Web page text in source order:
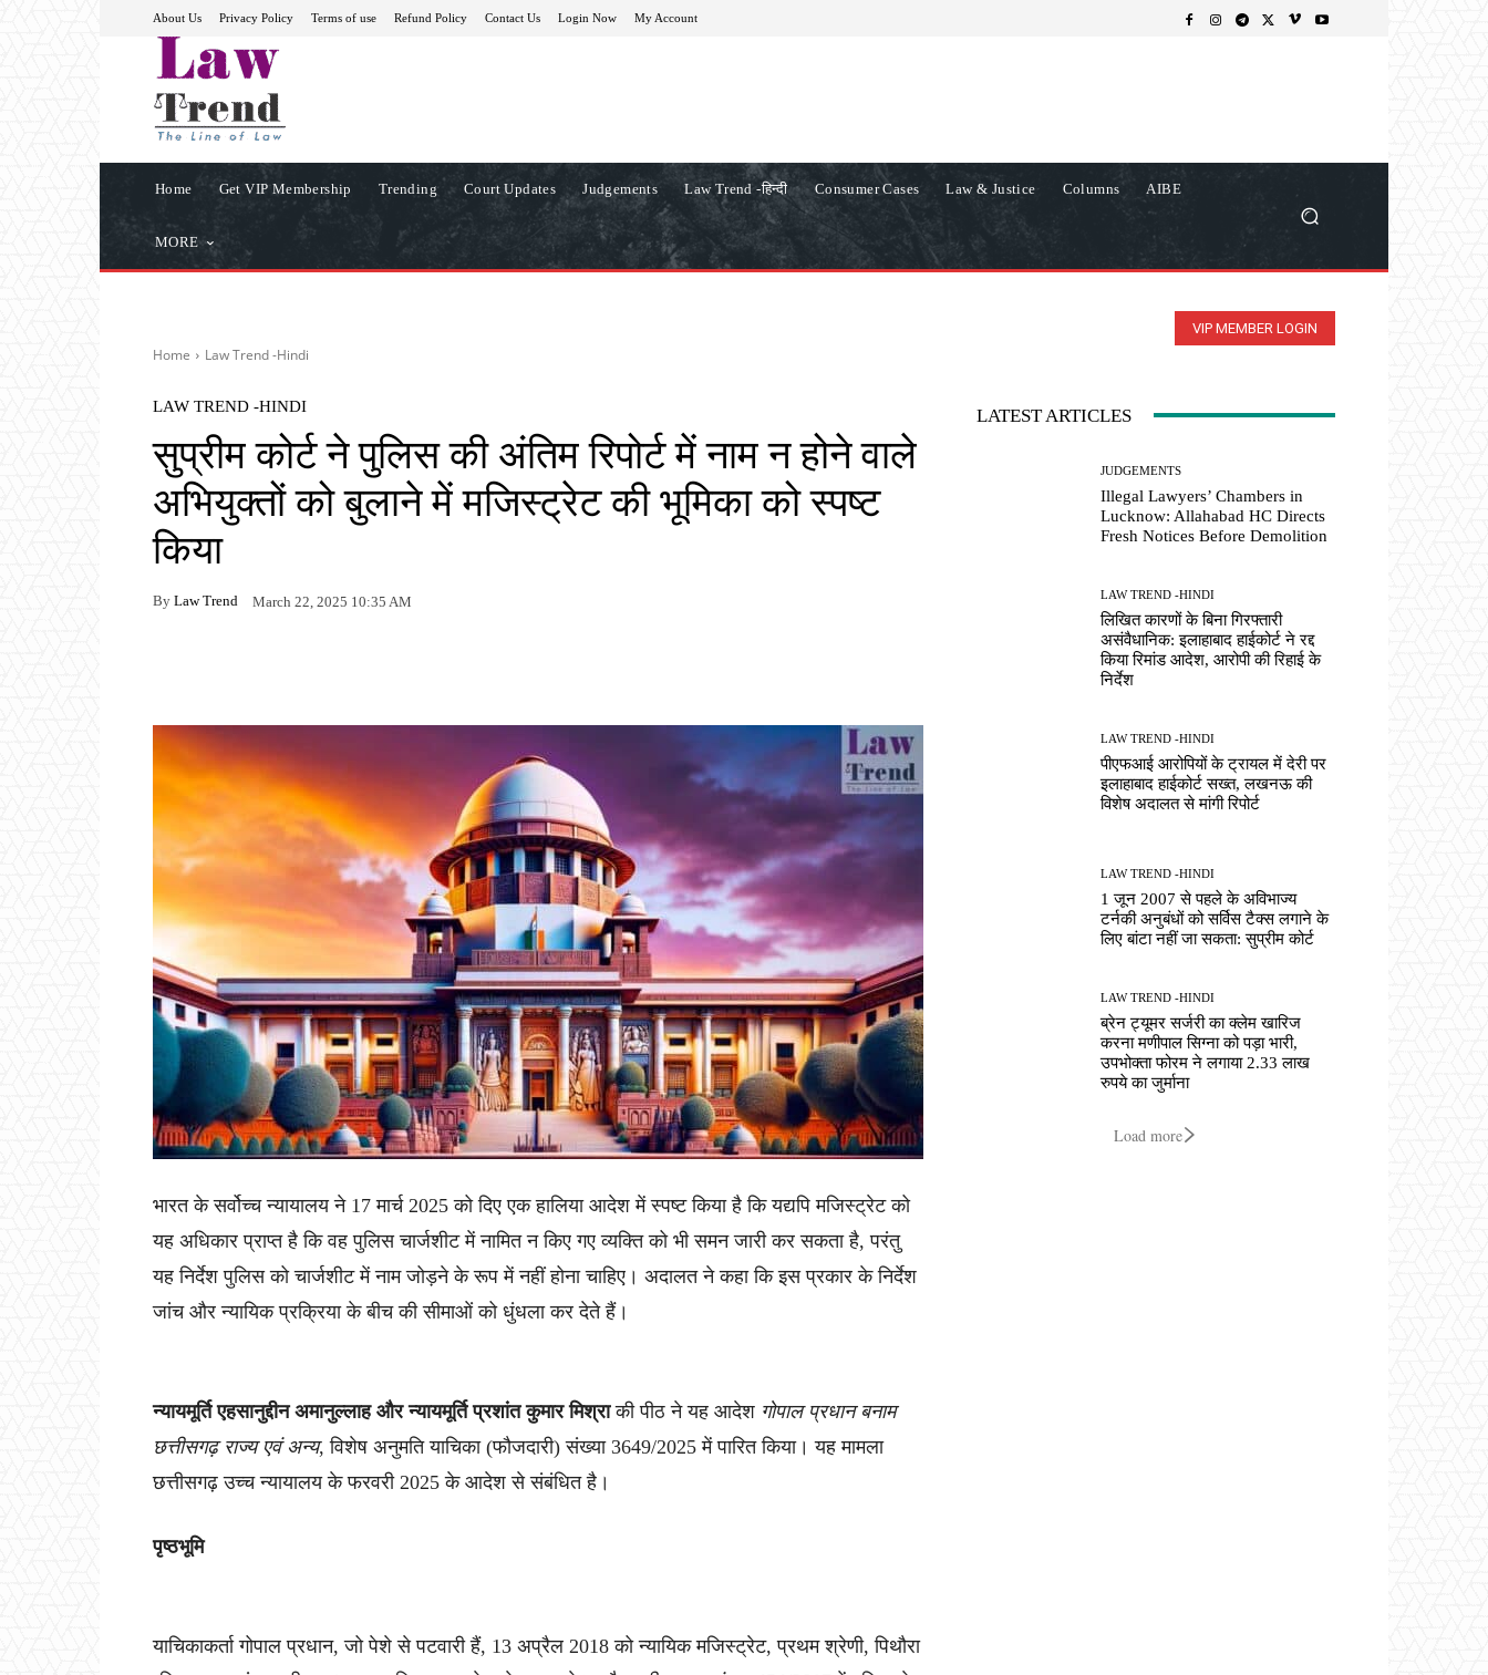
About Us Privacy Policy Terms of use Refund Policy Contact Us Login Now My Account
Home Get VIP Membership Trending Court Updates Judgements Law Trend -हिन्दी Consumer Cases Law & Justice Columns AIBE
MORE
VIP MEMBER LOGIN
Home Law Trend -Hindi
LAW TREND -HINDI
सुप्रीम कोर्ट ने पुलिस की अंतिम रिपोर्ट में नाम न होने वाले
अभियुक्तों को बुलाने में मजिस्ट्रेट की भूमिका को स्पष्ट
किया
By Law Trend March 22, 2025 10:35 AM
भारत के सर्वोच्च न्यायालय ने 17 मार्च 2025 को दिए एक हालिया आदेश में स्पष्ट किया है कि यद्यपि मजिस्ट्रेट को
यह अधिकार प्राप्त है कि वह पुलिस चार्जशीट में नामित न किए गए व्यक्ति को भी समन जारी कर सकता है, परंतु
यह निर्देश पुलिस को चार्जशीट में नाम जोड़ने के रूप में नहीं होना चाहिए। अदालत ने कहा कि इस प्रकार के निर्देश
जांच और न्यायिक प्रक्रिया के बीच की सीमाओं को धुंधला कर देते हैं।
न्यायमूर्ति एहसानुद्दीन अमानुल्लाह और न्यायमूर्ति प्रशांत कुमार मिश्राकी पीठ ने यह आदेश गोपाल प्रधान बनाम
छत्तीसगढ़ राज्य एवं अन्य, विशेष अनुमति याचिका (फौजदारी) संख्या 3649/2025 में पारित किया। यह मामला
छत्तीसगढ़ उच्च न्यायालय के फरवरी 2025 के आदेश से संबंधित है।
पृष्ठभूमि
याचिकाकर्ता गोपाल प्रधान, जो पेशे से पटवारी हैं, 13 अप्रैल 2018 को न्यायिक मजिस्ट्रेट, प्रथम श्रेणी, पिथौरा
LATEST ARTICLES
JUDGEMENTS
Illegal Lawyers’ Chambers in
Lucknow: Allahabad HC Directs
Fresh Notices Before Demolition
LAW TREND -HINDI
लिखित कारणों के बिना गिरफ्तारी
असंवैधानिक: इलाहाबाद हाईकोर्ट ने रद्द
किया रिमांड आदेश, आरोपी की रिहाई के
निर्देश
LAW TREND -HINDI
पीएफआई आरोपियों के ट्रायल में देरी पर
इलाहाबाद हाईकोर्ट सख्त, लखनऊ की
विशेष अदालत से मांगी रिपोर्ट
LAW TREND -HINDI
1 जून 2007 से पहले के अविभाज्य
टर्नकी अनुबंधों को सर्विस टैक्स लगाने के
लिए बांटा नहीं जा सकता: सुप्रीम कोर्ट
LAW TREND -HINDI
ब्रेन ट्यूमर सर्जरी का क्लेम खारिज
करना मणीपाल सिग्ना को पड़ा भारी,
उपभोक्ता फोरम ने लगाया 2.33 लाख
रुपये का जुर्माना
Load more